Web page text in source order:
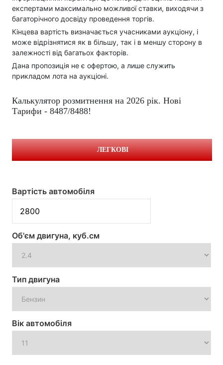
експертами максимально можливої ставки, виходячи з
багаторічного досвіду проведення торгів.
Кінцева вартість визначається учасниками аукціону, і
може відрізнятися як в більшу, так і в меншу сторону в
залежності від багатьох факторів.
Дана пропозиція не є офертою, а лише служить
прикладом лота на аукціоні.
Калькулятор розмитнення на 2026 рік. Нові
Тарифи - 8487/8488!
ЛЕГКОВІ
Вартість автомобіля
Об'єм двигуна, куб.см
Тип двигуна
Вік автомобіля